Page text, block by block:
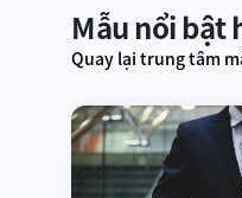
Mẫu nổi bật
Quay lại trung tâm